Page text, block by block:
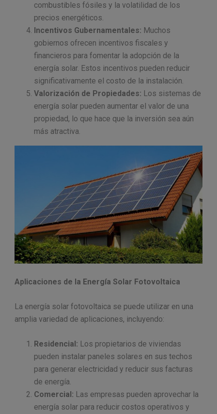
combustibles fósiles y la volatilidad de los
precios energéticos.
Incentivos Gubernamentales: Muchos
gobiernos ofrecen incentivos fiscales y
financieros para fomentar la adopción de la
energía solar. Estos incentivos pueden reducir
significativamente el costo de la instalación.
Valorización de Propiedades: Los sistemas de
energía solar pueden aumentar el valor de una
propiedad, lo que hace que la inversión sea aún
más atractiva.
Aplicaciones de la Energía Solar Fotovoltaica
La energía solar fotovoltaica se puede utilizar en una
amplia variedad de aplicaciones, incluyendo:
Residencial: Los propietarios de viviendas
pueden instalar paneles solares en sus techos
para generar electricidad y reducir sus facturas
de energía.
Comercial: Las empresas pueden aprovechar la
energía solar para reducir costos operativos y